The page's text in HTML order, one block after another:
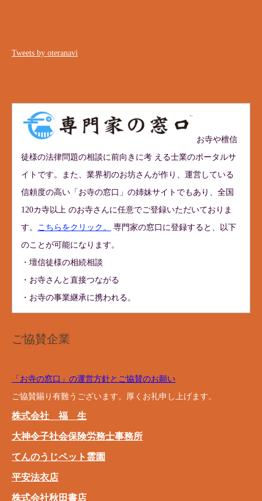
Tweets by oteranavi
お寺や檀信
徒様の法律問題の相談に前向きに考 える士業のポータルサ
イトです。また、業界初のお坊さんが作り、運営している
信頼度の高い「お寺の窓口」の姉妹サイトでもあり、全国
120カ寺以上 のお寺さんに任意でご登録いただいておりま
す。
こちらをクリック。
専門家の窓口に登録すると、以下
のことが可能になります。
・壇信徒様の相続相談
・お寺さんと直接つながる
・お寺の事業継承に携われる。
ご協賛企業
「お寺の窓口」の運営方針とご協賛のお願い
ご協賛賜り有難うございます。厚くお礼申し上げます。
株式会社 福 生
大神令子社会保険労務士事務所
てんのうじペット霊園
平安法衣店
株式会社秋田書店